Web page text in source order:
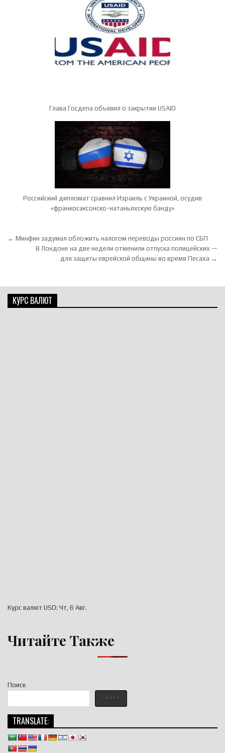
Глава Госдепа объявил о закрытии USAID
Российский дипломат сравнил Израиль с Украиной, осудив
«франкосаксонско-натаньяхскую банду»
Навигация по записям
← Минфин задумал обложить налогом переводы россиян по СБП
В Лондоне на две недели отменили отпуска полицейских —
для защиты еврейской общины во время Песаха →
Поиск
Поиск
TRANSLATE:
КУРС ВАЛЮТ
Курс валют USD: Чт, 6 Авг.
Читайте Также